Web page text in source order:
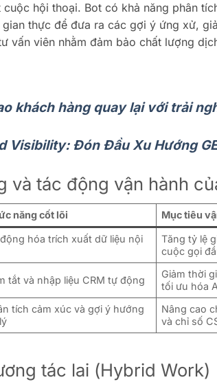
hội thoại. Bot có khả năng phân
thực để đưa ra các gợi ý ứng xử,
vấn viên nhằm đảm bảo chất lượng
khách hàng quay lại với trải
Visibility: Đón Đầu Xu Hướng
và tác động vận hành
năng cốt lõi Mục tiêu
hóa trích xuất dữ liệu nội
Tăng tỷ lệ
cuộc gọi
tắt và nhập liệu CRM tự động
Giảm thời
tối ưu hóa
tích cảm xúc và gợi ý hướng
Nâng cao
và chỉ số
tác lai (Hybrid Work)